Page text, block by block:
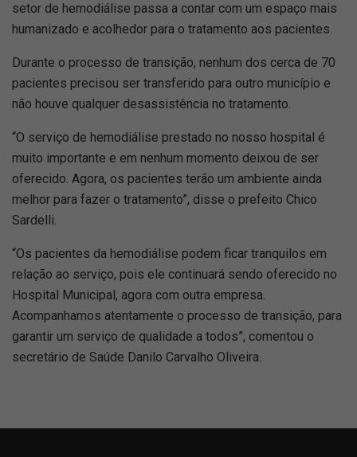
setor de hemodiálise passa a contar com um espaço mais
humanizado e acolhedor para o tratamento aos pacientes.
Durante o processo de transição, nenhum dos cerca de 70
pacientes precisou ser transferido para outro município e
não houve qualquer desassistência no tratamento.
“O serviço de hemodiálise prestado no nosso hospital é
muito importante e em nenhum momento deixou de ser
oferecido. Agora, os pacientes terão um ambiente ainda
melhor para fazer o tratamento”, disse o prefeito Chico
Sardelli.
“Os pacientes da hemodiálise podem ficar tranquilos em
relação ao serviço, pois ele continuará sendo oferecido no
Hospital Municipal, agora com outra empresa.
Acompanhamos atentamente o processo de transição, para
garantir um serviço de qualidade a todos”, comentou o
secretário de Saúde Danilo Carvalho Oliveira.